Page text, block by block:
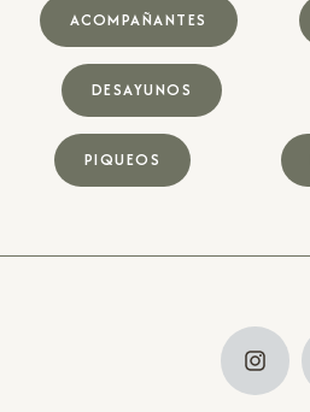
ACOMPAÑANTES
DESAYUNOS
PIQUEOS